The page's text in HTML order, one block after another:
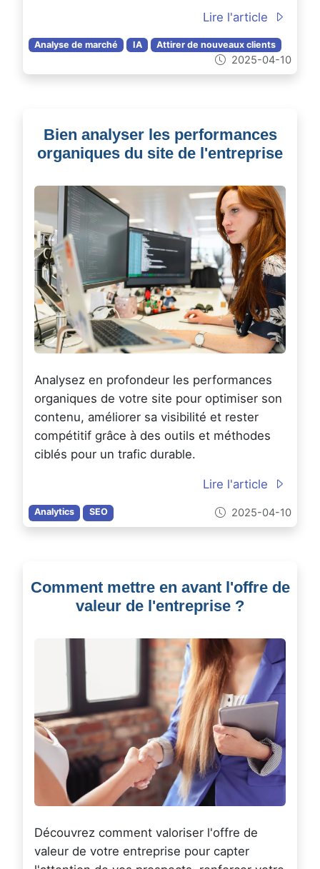
Lire l'article
Analyse de marché IA Attirer de nouveaux clients
2025-04-10
Bien analyser les performances
organiques du site de l'entreprise
Analysez en profondeur les performances
organiques de votre site pour optimiser son
contenu, améliorer sa visibilité et rester
compétitif grâce à des outils et méthodes
ciblés pour un trafic durable.
Lire l'article
Analytics SEO 2025-04-10
Comment mettre en avant l'offre de
valeur de l'entreprise ?
Découvrez comment valoriser l'offre de
valeur de votre entreprise pour capter